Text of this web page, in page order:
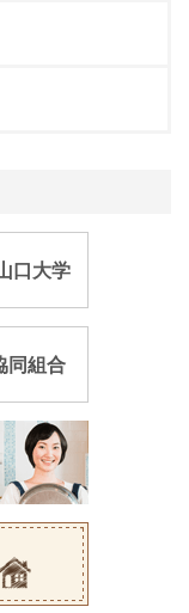
口大学
同組合